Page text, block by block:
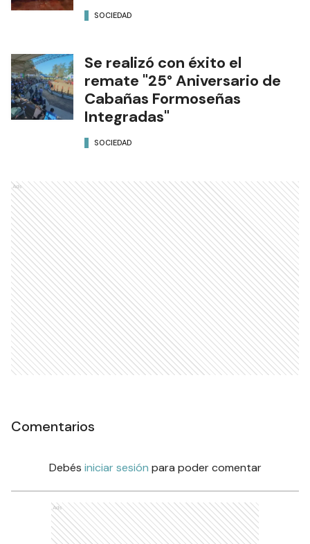
SOCIEDAD
Se realizó con éxito el
remate "25° Aniversario de
Cabañas Formoseñas
Integradas"
SOCIEDAD
Ads
Comentarios
Debés iniciar sesión para poder comentar
Ads